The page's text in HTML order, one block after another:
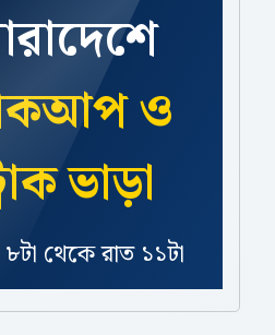
ও
ভাড়া
থেকে রাত ১১টা
ও সহজ বুকিং প্রসেস